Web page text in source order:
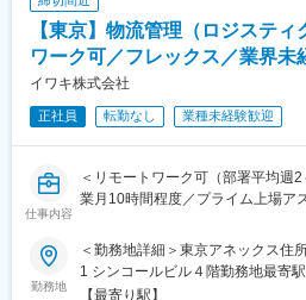
されます。
■当社について：
当社は、米国Selleck Chemicalsの
立。医科系大学や公的研究機関、
品を提供し、50以上の販売代理店
究領域を支える役割を担っていま
・無事受注に至った場合の見積書/
・医薬品の輸入申請手続き（必要
携）
・申請が承認されたら、入手した
【組織構成】
た方もなじみやすい環境です。
ルーティーン業務ではなく顧客や
いただきます。自分自身の裁量で
す。
【東京】物流管理（ロジステ
ワーク可／フレックス／業界
イワキ株式会社
正社員 転勤なし 業種未経験歓迎
仕事内容
＜リモートワーク可（部署平均週
業月10時間程度／プライム上場ア
◆業務内容
・外部委託先倉庫の管理（入出荷
・配送業者の管理（品質、運賃など
勤務地
＜勤務地詳細＞東京アネックス住
1 シンコールビル４階勤務地最寄駅：日比谷線／三ノ輪駅受動喫
煙対策：敷地内全面禁煙変更の範
【最寄り駅】